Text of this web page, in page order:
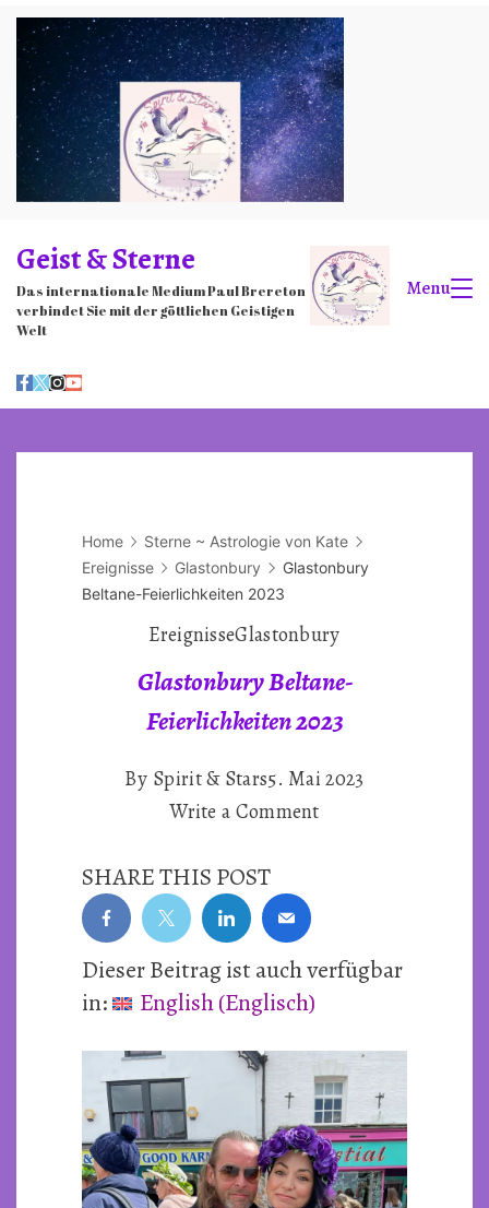
Skip
to
content
Geist & Sterne
Das internationale Medium Paul Brereton
verbindet Sie mit der göttlichen Geistigen
Welt
Menu
Home
Sterne ~ Astrologie von Kate
Ereignisse
Glastonbury
Glastonbury
Beltane-Feierlichkeiten 2023
EreignisseGlastonbury
Glastonbury Beltane-
Feierlichkeiten 2023
By Spirit & Stars5. Mai 2023
Write a Commenton
SHARE THIS POST
Dieser Beitrag ist auch verfügbar
in:
English(Englisch)